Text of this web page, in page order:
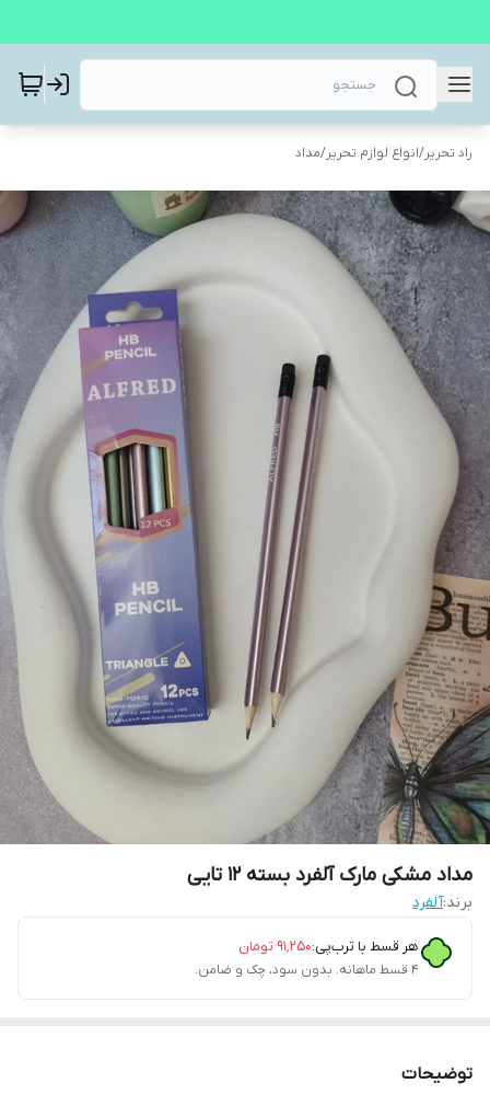
راد تحریر/انواع لوازم تحریر/مداد
مداد مشکی مارک آلفرد بسته ۱۲ تایی
برند:آلفرد
هر قسط با ترب‌پی:۹۱٬۲۵۰ تومان
۴ قسط ماهانه. بدون سود، چک و ضامن.
توضیحات